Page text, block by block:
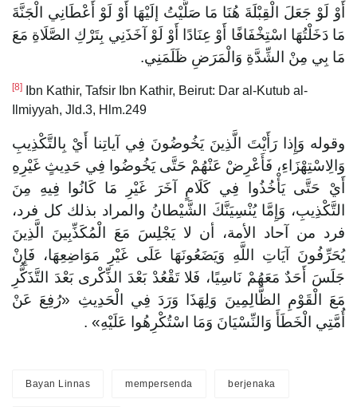
أَوْ لَوْ جَعَلَ الْقِبْلَةَ هُنَا مَا صَلَّيْتُ إلَيْهَا أَوْ لَوْ أَعْطَانِي الْجَنَّةَ
مَا دَخَلْتُهَا اسْتِخْفَافًا أَوْ عِنَادًا أَوْ لَوْ آخَذَنِي بِتَرْكِ الصَّلَاةِ مَعَ
مَا بِي مِنْ الشِّدَّةِ وَالْمَرَضِ ظَلَمَنِي.
[8]
Ibn Kathir, Tafsir Ibn Kathir, Beirut: Dar al-Kutub al-
Ilmiyyah, Jld.3, Hlm.249
وقوله وَإِذا رَأَيْتَ الَّذِينَ يَخُوضُونَ فِي آياتِنا أَيْ بِالتَّكْذِيبِ
وَالِاسْتِهْزَاءِ، فَأَعْرِضْ عَنْهُمْ حَتَّى يَخُوضُوا فِي حَدِيثٍ غَيْرِهِ
أَيْ حَتَّى يَأْخُذُوا فِي كَلَامٍ آخَرَ غَيْرِ مَا كَانُوا فِيهِ مِنَ
التَّكْذِيبِ، وَإِمَّا يُنْسِيَنَّكَ الشَّيْطانُ والمراد بذلك كل فرد،
فرد من آحاد الأمة، أن لا يَجْلِسَ مَعَ الْمُكَذِّبِينَ الَّذِينَ
يُحَرِّفُونَ آيَاتِ اللَّهِ وَيَضَعُونَهَا عَلَى غَيْرِ مَوَاضِعِهَا، فَإِنْ
جَلَسَ أَحَدٌ مَعَهُمْ نَاسِيًا، فَلا تَقْعُدْ بَعْدَ الذِّكْرى بَعْدَ التَّذَكُّرِ
مَعَ الْقَوْمِ الظَّالِمِينَ وَلِهَذَا وَرَدَ فِي الْحَدِيثِ «رُفِعَ عَنْ
أُمَّتِي الْخَطَأَ وَالنِّسْيَانَ وَمَا اسْتُكْرِهُوا عَلَيْهِ» .
Bayan Linnas mempersenda berjenaka